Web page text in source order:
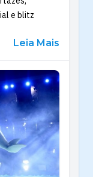
e blitz
Leia Mais